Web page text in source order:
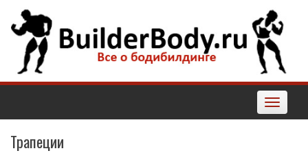
Наверх
Toggle
Трапеции